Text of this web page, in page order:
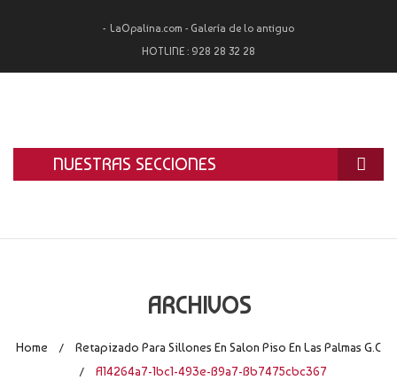
LaOpalina.com - Galería de lo antiguo
HOTLINE : 928 28 32 28
NUESTRAS SECCIONES
LA OPALINA
TASACIÓN Y COMPRA
ARCHIVOS
Home / Retapizado Para Sillones En Salon Piso En Las Palmas G.C
/ A14264a7-1bc1-493e-B9a7-Bb7475cbc367